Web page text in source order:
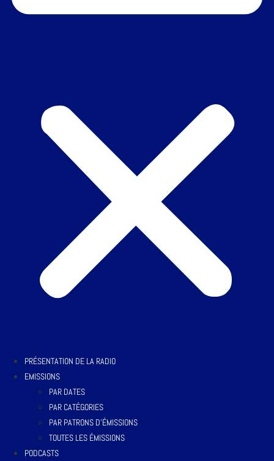
PRÉSENTATION DE LA RADIO
EMISSIONS
PAR DATES
PAR CATÉGORIES
PAR PATRONS D’ÉMISSIONS
TOUTES LES ÉMISSIONS
PODCASTS